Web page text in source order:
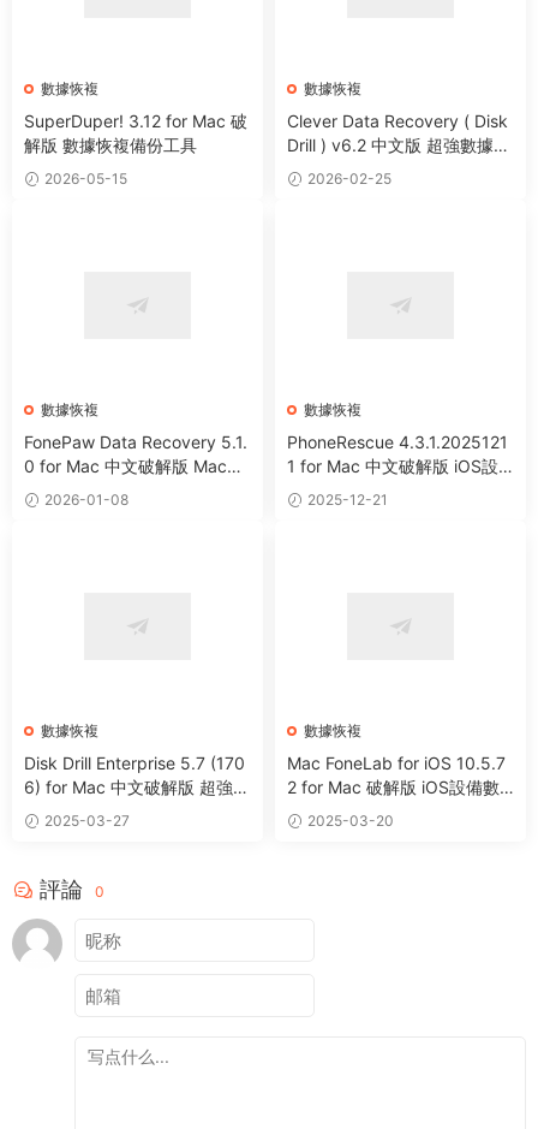
數據恢複
SuperDuper! 3.12 for Mac 破
解版 數據恢複備份工具
2026-05-15
數據恢複
Clever Data Recovery ( Disk
Drill ) v6.2 中文版 超強數據恢
複軟件
2026-02-25
數據恢複
FonePaw Data Recovery 5.1.
0 for Mac 中文破解版 Mac專
業數據恢複軟件
2026-01-08
數據恢複
PhoneRescue 4.3.1.2025121
1 for Mac 中文破解版 iOS設
備數據恢複軟件
2025-12-21
數據恢複
Disk Drill Enterprise 5.7 (170
6) for Mac 中文破解版 超強數
據恢複軟件
2025-03-27
數據恢複
Mac FoneLab for iOS 10.5.7
2 for Mac 破解版 iOS設備數
據恢複軟件
2025-03-20
評論 0